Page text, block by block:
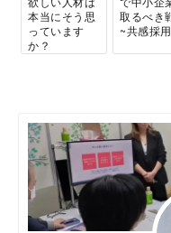
本当にそう思
っています
か？
取るべき
~共感採用